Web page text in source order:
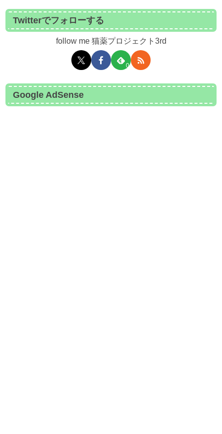
Twitterでフォローする
follow me 猫薬プロジェクト3rd
0
Google AdSense